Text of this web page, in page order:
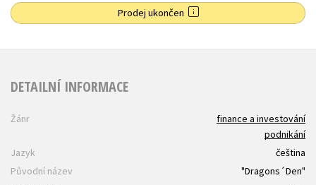
Prodej ukončen
DETAILNÍ INFORMACE
Žánr
finance a investování
podnikání
Jazyk
čeština
Původní název
"Dragons´Den"